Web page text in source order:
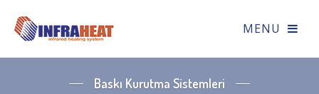
Baskı Kurutma Sistemleri